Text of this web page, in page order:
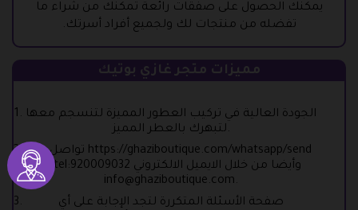
يمكنك الحصول على صفقات رائعة تمكنك من شراء ما
تفضله من منتجات لك ولجميع أفراد أسرتك.
مميزات متجر غازي بوتيك
الجودة العالية في تركيب العطور المميزة لتنسجم معها
لتبهرك بالعطر المميز.
تواصل مع https://ghaziboutique.com/whatsapp/send
أو tel:920009032 وأيضا من خلال الايميل الالكتروني
info@ghaziboutique.com.
صفحة الأسئلة المتكررة لتجد الإجابة على أي